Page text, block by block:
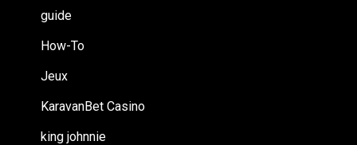
guide
How-To
Jeux
KaravanBet Casino
king johnnie